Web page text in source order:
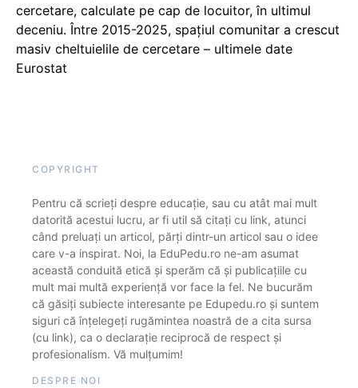
cercetare, calculate pe cap de locuitor, în ultimul
deceniu. Între 2015-2025, spațiul comunitar a crescut
masiv cheltuielile de cercetare – ultimele date
Eurostat
COPYRIGHT
Pentru că scrieți despre educație, sau cu atât mai mult
datorită acestui lucru, ar fi util să citați cu link, atunci
când preluați un articol, părți dintr-un articol sau o idee
care v-a inspirat. Noi, la EduPedu.ro ne-am asumat
această conduită etică și sperăm că și publicațiile cu
mult mai multă experiență vor face la fel. Ne bucurăm
că găsiți subiecte interesante pe Edupedu.ro și suntem
siguri că înțelegeți rugămintea noastră de a cita sursa
(cu link), ca o declarație reciprocă de respect și
profesionalism. Vă mulțumim!
DESPRE NOI